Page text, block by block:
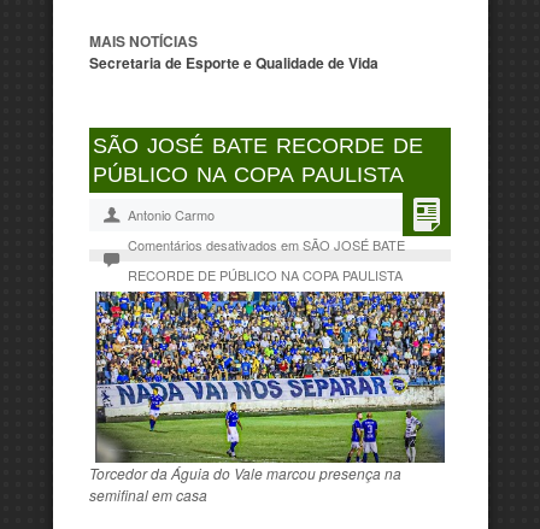
MAIS NOTÍCIAS
Secretaria de Esporte e Qualidade de Vida
SÃO JOSÉ BATE RECORDE DE
PÚBLICO NA COPA PAULISTA
Antonio Carmo
Comentários desativados em SÃO JOSÉ BATE
RECORDE DE PÚBLICO NA COPA PAULISTA
Torcedor da Águia do Vale marcou presença na
semifinal em casa